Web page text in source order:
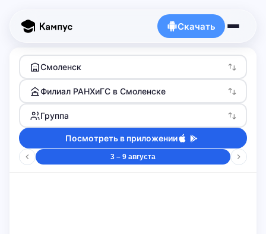
Скачать
Смоленск
Филиал РАНХиГС в Смоленске
Группа
Посмотреть в приложении
3 – 9 августа